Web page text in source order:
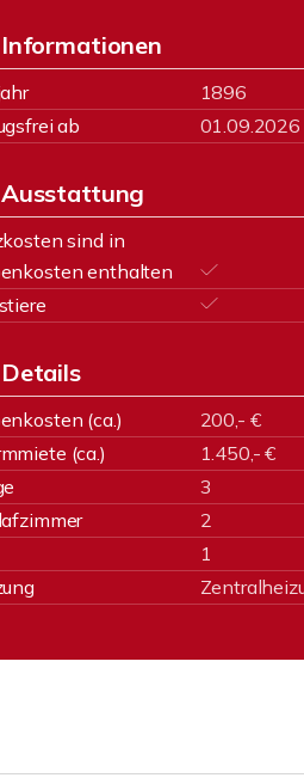
Informationen
1896
ab
01.09.2026
Ausstattung
sind in
enthalten
Details
(ca.) 200,- €
(ca.)
1.450,- €
3
2
1